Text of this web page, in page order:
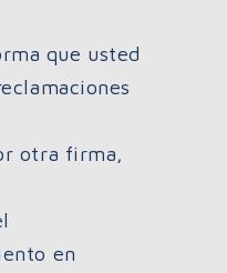
que usted
otra firma,
en